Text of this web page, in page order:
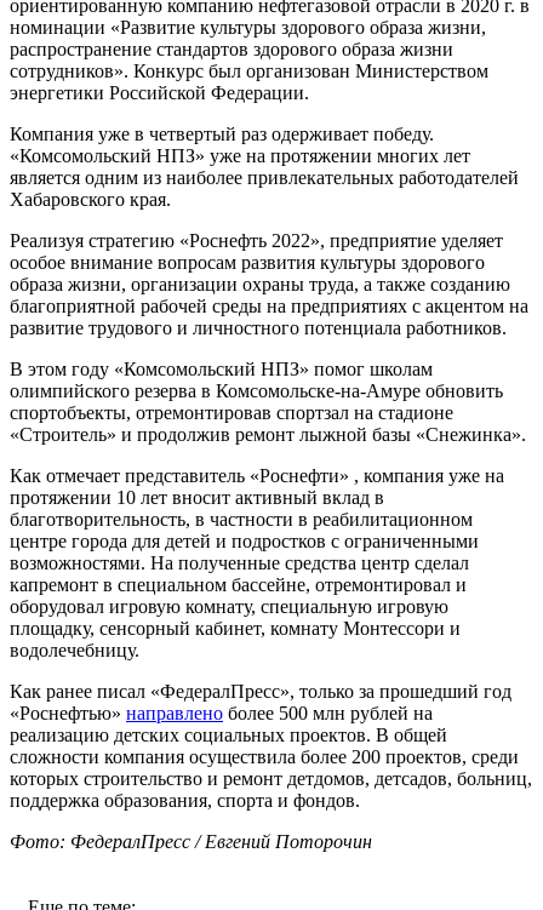
ориентированную компанию нефтегазовой отрасли в 2020 г. в
номинации «Развитие культуры здорового образа жизни,
распространение стандартов здорового образа жизни
сотрудников». Конкурс был организован Министерством
энергетики Российской Федерации.
Компания уже в четвертый раз одерживает победу.
«Комсомольский НПЗ» уже на протяжении многих лет
является одним из наиболее привлекательных работодателей
Хабаровского края.
Реализуя стратегию «Роснефть 2022», предприятие уделяет
особое внимание вопросам развития культуры здорового
образа жизни, организации охраны труда, а также созданию
благоприятной рабочей среды на предприятиях с акцентом на
развитие трудового и личностного потенциала работников.
В этом году «Комсомольский НПЗ» помог школам
олимпийского резерва в Комсомольске-на-Амуре обновить
спортобъекты, отремонтировав спортзал на стадионе
«Строитель» и продолжив ремонт лыжной базы «Снежинка».
Как отмечает представитель «Роснефти» , компания уже на
протяжении 10 лет вносит активный вклад в
благотворительность, в частности в реабилитационном
центре города для детей и подростков с ограниченными
возможностями. На полученные средства центр сделал
капремонт в специальном бассейне, отремонтировал и
оборудовал игровую комнату, специальную игровую
площадку, сенсорный кабинет, комнату Монтессори и
водолечебницу.
Как ранее писал «ФедералПресс», только за прошедший год
«Роснефтью» направлено более 500 млн рублей на
реализацию детских социальных проектов. В общей
сложности компания осуществила более 200 проектов, среди
которых строительство и ремонт детдомов, детсадов, больниц,
поддержка образования, спорта и фондов.
Фото: ФедералПресс / Евгений Поторочин